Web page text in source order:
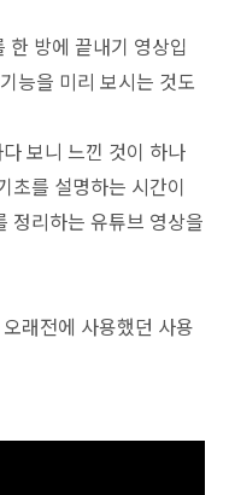
방에 끝내기 영상입
능을 미리 보시는 것도
보니 느낀 것이 하나
초를 설명하는 시간이
정리하는 유튜브 영상을
래전에 사용했던 사용